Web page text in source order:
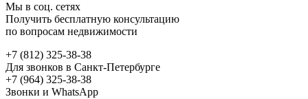
Мы в соц. сетях
Получить бесплатную консультацию
по вопросам недвижимости
+7 (812) 325-38-38
Для звонков в Санкт-Петербурге
+7 (964) 325-38-38
Звонки и WhatsApp